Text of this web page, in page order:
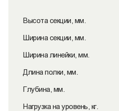
Высота секции, мм.
Ширина секции, мм.
Ширина линейки, мм.
Длина полки, мм.
Глубина, мм.
Нагрузка на уровень, кг.